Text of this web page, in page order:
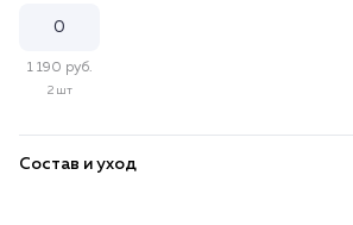
1 190 руб.
2 шт
Состав и уход